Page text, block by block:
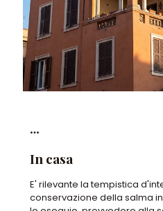
In casa
E' rilevante la tempistica
conservazione della salma